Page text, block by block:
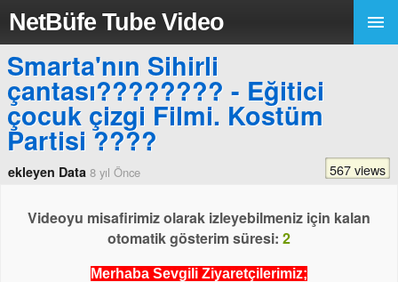
NetBüfe Tube Video
Smarta'nın Sihirli
çantası???????? - Eğitici
çocuk çizgi Filmi. Kostüm
Partisi ????
ekleyen Data 8 yıl Önce 567 views
Videoyu misafirimiz olarak izleyebilmeniz için kalan
otomatik gösterim süresi: 2
Merhaba Sevgili Ziyaretçilerimiz;